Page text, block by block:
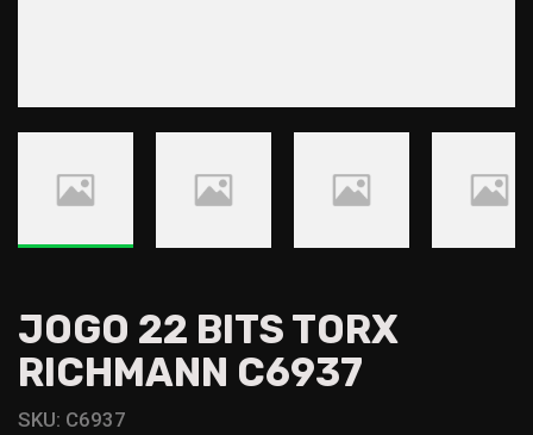
JOGO 22 BITS TORX
RICHMANN C6937
SKU: C6937